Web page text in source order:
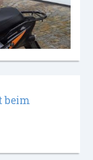
beim